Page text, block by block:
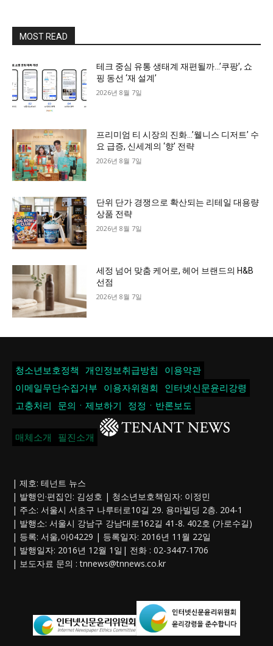
MOST READ
테크 중심 유통 생태계 재편될까…’쿠팡’, 쇼
핑 동선 ‘재 설계’
2026년 8월 7일
프리미엄 티 시장의 진화…’웰니스 디저트’ 수
요 급증, 신세계의 ‘향’ 전략
2026년 8월 7일
단위 단가 경쟁으로 확산되는 리테일 대용량
상품 전략
2026년 8월 7일
세정 넘어 맞춤 케어로, 헤어 브랜드의 H&B
선점
2026년 8월 7일
청소년보호정책 개인정보취급방침
이용약관
이메일무단수집거부
이용자위원회
인터넷신문윤리강령
고충처리
문의ㆍ제보하기 정정ㆍ반론보도
매체소개 필진소개
| 제호: 테넌트 뉴스
| 발행인·편집인: 김성호 | 청소년보호책임자: 이정민
| 주소: 서울시 서초구 나루터로10길 29. 용마빌딩 2층. 204-1
| 발행소: 서울시 강남구 강남대로162길 41-8. 402호 (가로수길)
| 등록: 서울,아04229 | 등록일자: 2016년 11월 22일
| 발행일자: 2016년 12월 1일| 전화 : 02-3447-1706
| 보도자료 문의 :tnnews@tnnews.co.kr